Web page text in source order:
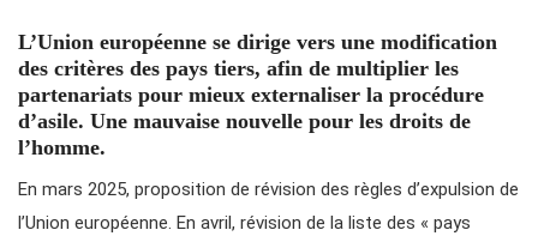
L’Union européenne se dirige vers une modification
des critères des pays tiers, afin de multiplier les
partenariats pour mieux externaliser la procédure
d’asile. Une mauvaise nouvelle pour les droits de
l’homme.
En mars 2025, proposition de révision des règles d’expulsion de
l’Union européenne. En avril, révision de la liste des « pays